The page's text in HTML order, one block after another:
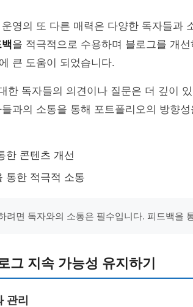
영의 또 다른 매력은 다양한 독자들과
을 적극적으로 수용하며 블로그를 개
큰 도움이 되었습니다.
한 독자들의 의견이나 질문은 더 깊이
과의 소통을 통해 포트폴리오의 방향
한 콘텐츠 개선
통한 적극적 소통
려면 독자와의 소통은 필수입니다. 피드백을
그 지속 가능성 유지하기
관리